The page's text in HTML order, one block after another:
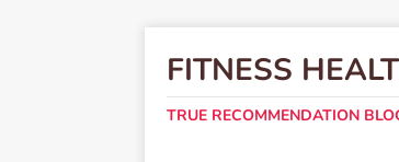
FITNESS
TRUE RECOMMENDATION